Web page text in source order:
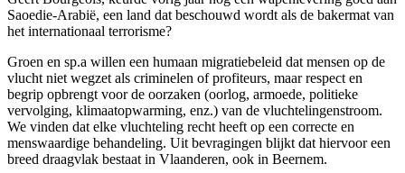
Saoedie-Arabië, een land dat beschouwd wordt als de bakermat van
het internationaal terrorisme?
Groen en sp.a willen een humaan migratiebeleid dat mensen op de
vlucht niet wegzet als criminelen of profiteurs, maar respect en
begrip opbrengt voor de oorzaken (oorlog, armoede, politieke
vervolging, klimaatopwarming, enz.) van de vluchtelingenstroom.
We vinden dat elke vluchteling recht heeft op een correcte en
menswaardige behandeling. Uit bevragingen blijkt dat hiervoor een
breed draagvlak bestaat in Vlaanderen, ook in Beernem.